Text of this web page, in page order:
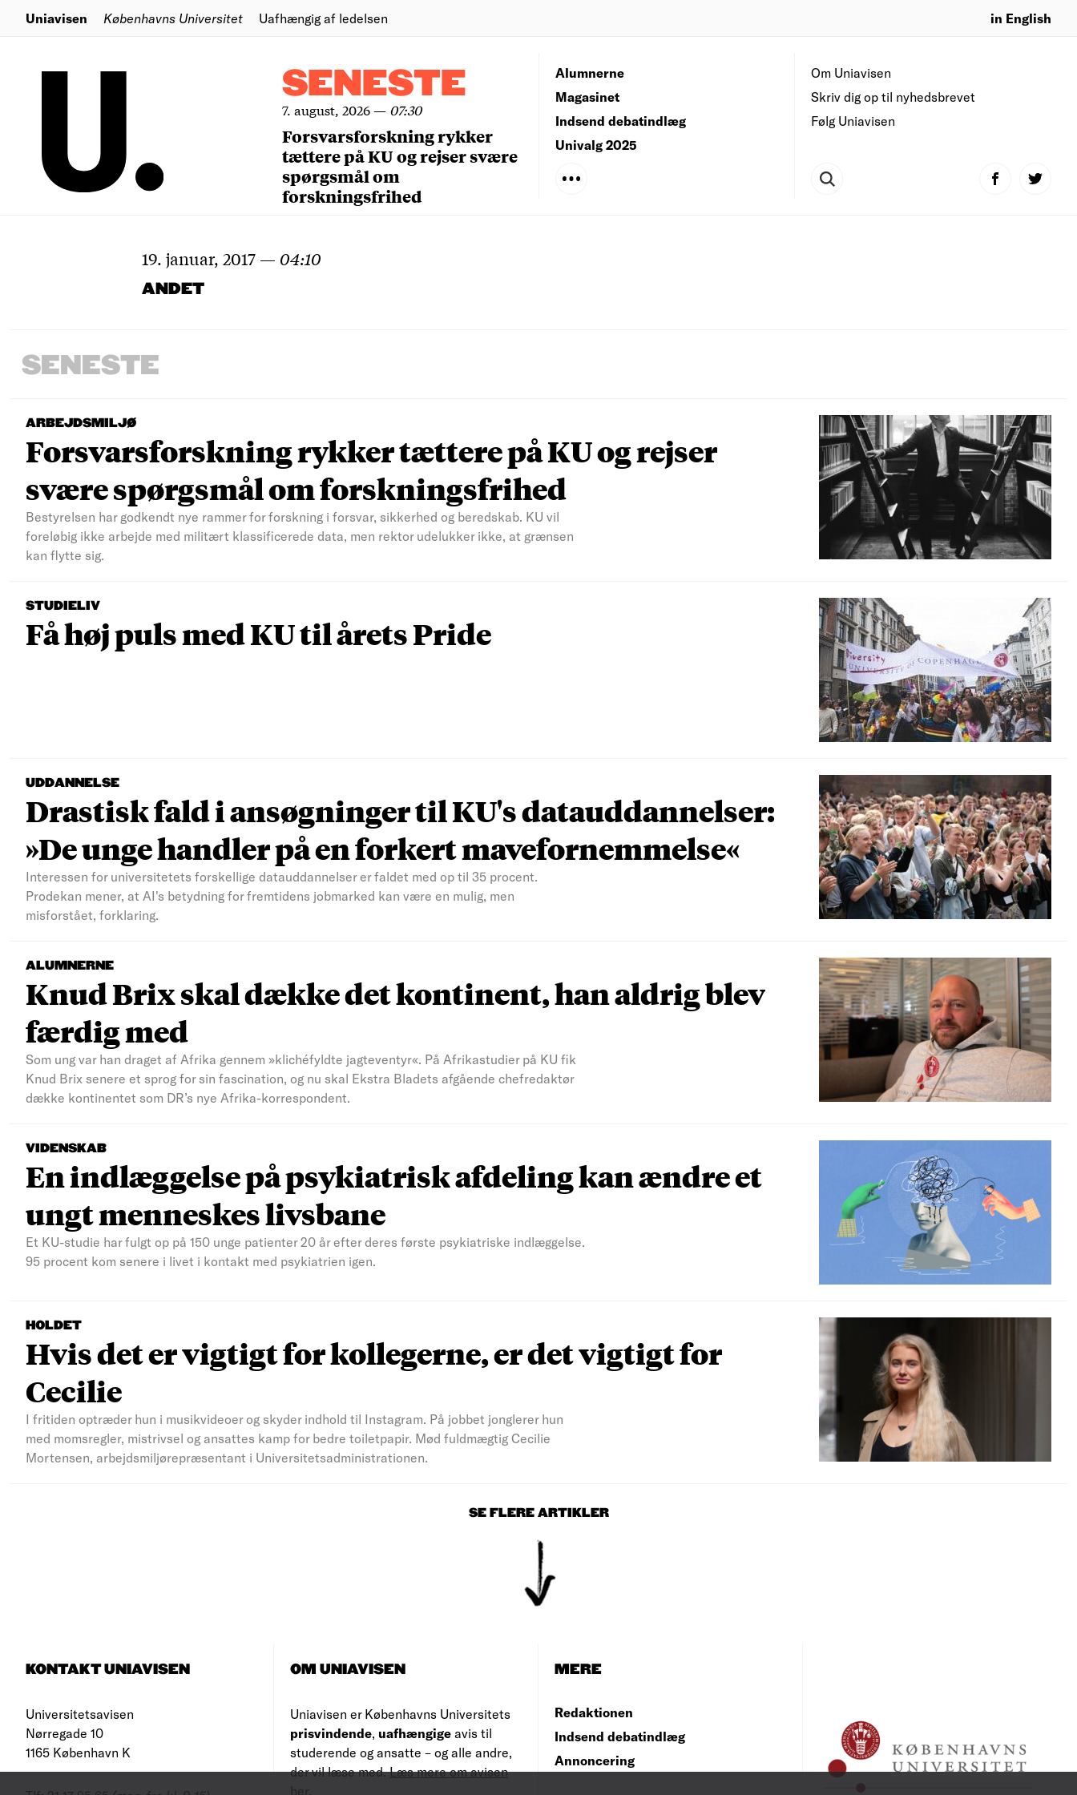
Uniavisen Københavns Universitet Uafhængig af ledelsen in English
SENESTE
7. august, 2026— 07:30
Forsvarsforskning rykker
tættere på KU og rejser svære
spørgsmål om
forskningsfrihed
Om Uniavisen
Skriv dig op til nyhedsbrevet
Følg Uniavisen
Alumnerne
Magasinet
Indsend debatindlæg
Univalg 2025
19. januar, 2017 — 04:10
ANDET
SENESTE
ARBEJDSMILJØ
Forsvarsforskning rykker tættere på KU og rejser
svære spørgsmål om forskningsfrihed
Bestyrelsen har godkendt nye rammer for forskning i forsvar, sikkerhed og beredskab. KU vil
foreløbig ikke arbejde med militært klassificerede data, men rektor udelukker ikke, at grænsen
kan flytte sig.
STUDIELIV
Få høj puls med KU til årets Pride
UDDANNELSE
Drastisk fald i ansøgninger til KU's datauddannelser:
»De unge handler på en forkert mavefornemmelse«
Interessen for universitetets forskellige datauddannelser er faldet med op til 35 procent.
Prodekan mener, at AI's betydning for fremtidens jobmarked kan være en mulig, men
misforstået, forklaring.
ALUMNERNE
Knud Brix skal dække det kontinent, han aldrig blev
færdig med
Som ung var han draget af Afrika gennem »klichéfyldte jagteventyr«. På Afrikastudier på KU fik
Knud Brix senere et sprog for sin fascination, og nu skal Ekstra Bladets afgående chefredaktør
dække kontinentet som DR’s nye Afrika-korrespondent.
VIDENSKAB
En indlæggelse på psykiatrisk afdeling kan ændre et
ungt menneskes livsbane
Et KU-studie har fulgt op på 150 unge patienter 20 år efter deres første psykiatriske indlæggelse.
95 procent kom senere i livet i kontakt med psykiatrien igen.
HOLDET
Hvis det er vigtigt for kollegerne, er det vigtigt for
Cecilie
I fritiden optræder hun i musikvideoer og skyder indhold til Instagram. På jobbet jonglerer hun
med momsregler, mistrivsel og ansattes kamp for bedre toiletpapir. Mød fuldmægtig Cecilie
Mortensen, arbejdsmiljørepræsentant i Universitetsadministrationen.
SE FLERE ARTIKLER
KONTAKT UNIAVISEN
Universitetsavisen
Nørregade 10
1165 København K
OM UNIAVISEN
Uniavisen er Københavns Universitets
prisvindende, uafhængige avis til
studerende og ansatte – og alle andre,
der vil læse med.Læs mere om avisen
her
MERE
Redaktionen
Indsend debatindlæg
Annoncering